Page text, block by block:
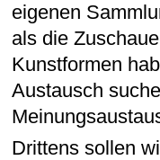
eigenen
als die
Kunstformen
Austausch
Drittens sollen